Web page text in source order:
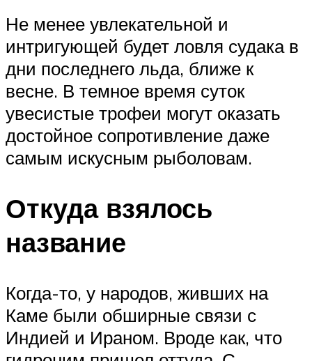
Не менее увлекательной и
интригующей будет ловля судака в
дни последнего льда, ближе к
весне. В темное время суток
увесистые трофеи могут оказать
достойное сопротивление даже
самым искусным рыболовам.
Откуда взялось
название
Когда-то, у народов, живших на
Каме были обширные связи с
Индией и Ираном. Вроде как, что